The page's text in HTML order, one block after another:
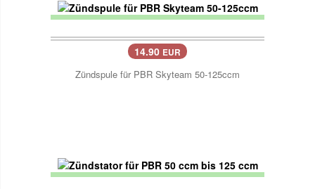
14.90 EUR
Zündspule für PBR Skyteam 50-125ccm